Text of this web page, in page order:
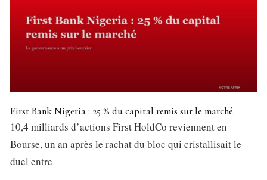
First Bank Nigeria : 25 % du capital remis sur le marché
10,4 milliards d’actions First HoldCo reviennent en
Bourse, un an après le rachat du bloc qui cristallisait le
duel entre